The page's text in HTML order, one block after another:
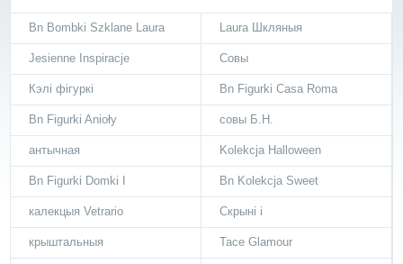
Bn Bombki Szklane Laura Laura Шкляныя
Jesienne Inspiracje Совы
Кэлі фігуркі Bn Figurki Casa Roma
Bn Figurki Anioły совы Б.Н.
антычная Kolekcja Halloween
Bn Figurki Domki I Bn Kolekcja Sweet
калекцыя Vetrario Скрыні і
крыштальныя Tace Glamour